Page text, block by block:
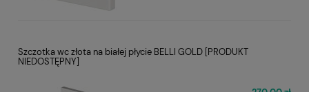
Szczotka wc złota na białej płycie BELLI GOLD [PRODUKT
NIEDOSTĘPNY]